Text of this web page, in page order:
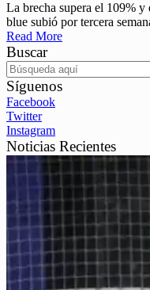
La brecha supera el 109%
blue subió por tercera
Read More
Buscar
Síguenos
Facebook
Twitter
Instagram
Noticias Recientes